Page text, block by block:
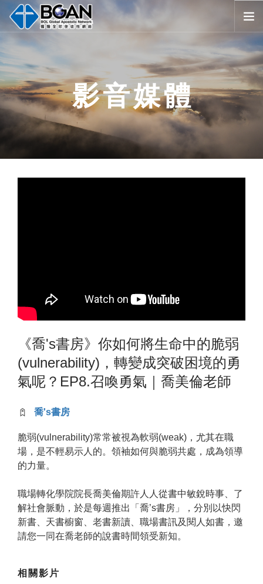
全球堂會
消息公告
影音媒體
代禱事項
資源共享
影音媒體
《喬's書房》你如何將生命中的脆弱
(vulnerability)，轉變成突破困境的勇
氣呢？EP8.召喚勇氣｜喬美倫老師
喬's書房
脆弱(vulnerability)常常被視為軟弱(weak)，尤其在職
場，是不輕易示人的。領袖如何與脆弱共處，成為領導
的力量。
職場轉化學院院長喬美倫期許人人從書中敏銳時事、了
解社會脈動，於是每週推出「喬’s書房」，分別以快閃
新書、天書櫥窗、老書新讀、職場書訊及閱人如書，邀
請您一同在喬老師的說書時間領受新知。
相關影片